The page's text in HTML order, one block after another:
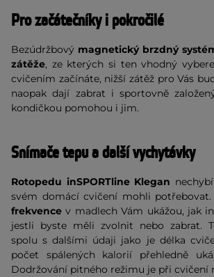
Pro začátečníky i pokročilé
Bezúdržbový magnetický brzdný
zátěže, ze kterých si ten vhodný
cvičením začínáte, nižší zátěž pro Vás
naopak dají zabrat i sportovně
kondičkou pomohou i jim.
Snímače tepu a další vychytávky
Rotopedu inSPORTline Klegan
svém domácí cvičení mohli potřebovat.
frekvencev madlech Vám ukážou, jak
jestli byste měli zvolnit nebo zabrat.
spolu s dalšími údaji jako je délka
počet spálených kalorií přehledně
Dodržování pitného režimu je při cvičení